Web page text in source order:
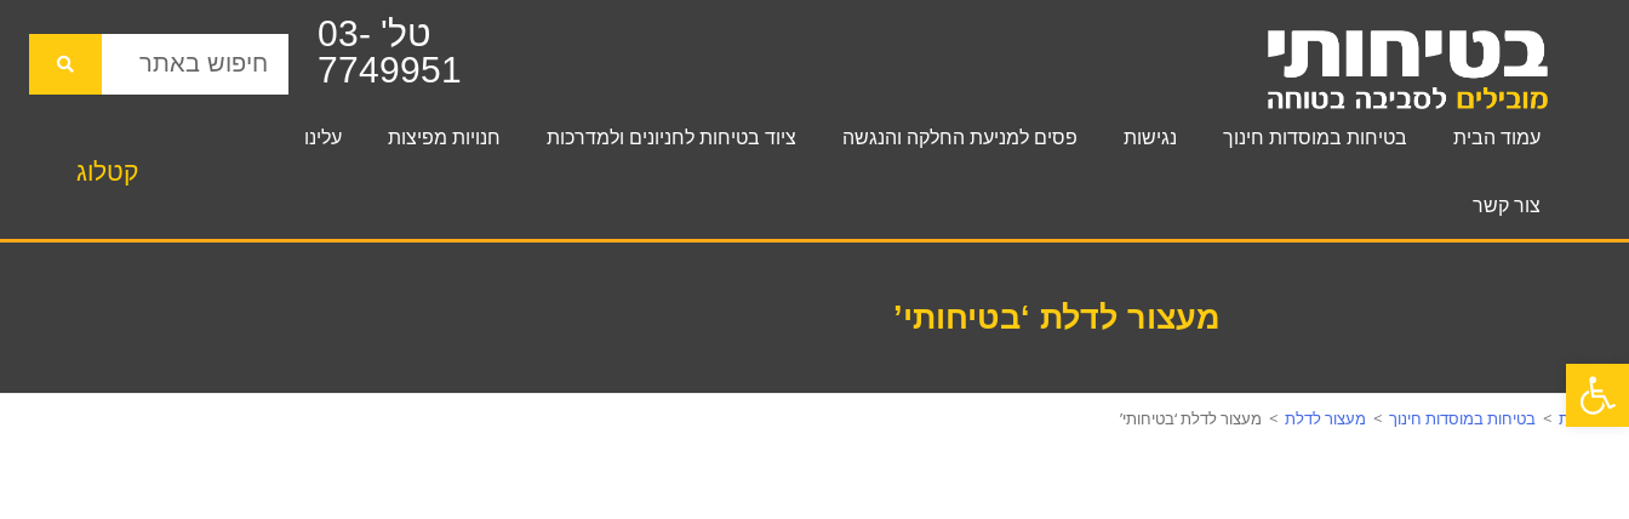
טל' 03-
7749951
עמוד הבית בטיחות במוסדות חינוך נגישות פסים למניעת החלקה והנגשה ציוד בטיחות לחניונים ולמדרכות חנויות מפיצות עלינו
צור קשר
קטלוג
מעצור לדלת ‘בטיחותי’
עמוד הבית > בטיחות במוסדות חינוך > מעצור לדלת > מעצור לדלת ‘בטיחותי’
פתח סרגל נגישות